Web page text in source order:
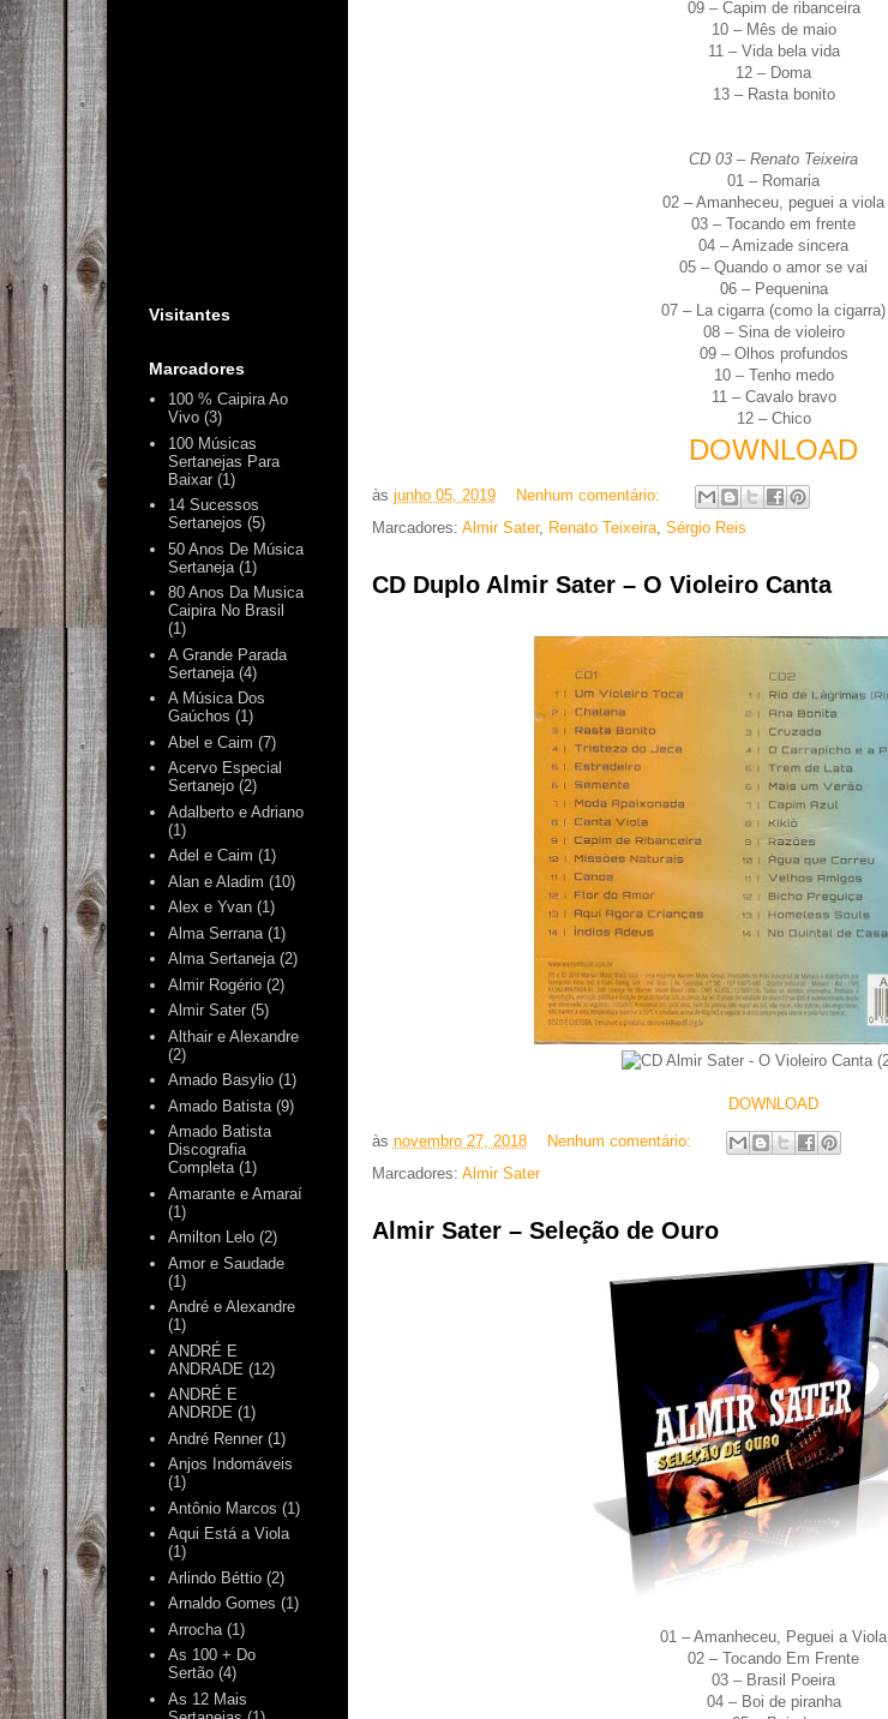
09 – Capim de ribanceira
10 – Mês de maio
11 – Vida bela vida
12 – Doma
13 – Rasta bonito
CD 03 – Renato Teixeira
01 – Romaria
02 – Amanheceu, peguei a viola
03 – Tocando em frente
04 – Amizade sincera
05 – Quando o amor se vai
06 – Pequenina
07 – La cigarra (como la cigarra)
08 – Sina de violeiro
09 – Olhos profundos
10 – Tenho medo
11 – Cavalo bravo
12 – Chico
DOWNLOAD
às junho 05, 2019
Nenhum comentário:
Marcadores: Almir Sater, Renato Teixeira, Sérgio Reis
CD Duplo Almir Sater – O Violeiro Canta
DOWNLOAD
às novembro 27, 2018
Nenhum comentário:
Marcadores: Almir Sater
Almir Sater – Seleção de Ouro
01 – Amanheceu, Peguei a Viola
02 – Tocando Em Frente
03 – Brasil Poeira
04 – Boi de piranha
Visitantes
Marcadores
100 % Caipira Ao
Vivo (3)
100 Músicas
Sertanejas Para
Baixar (1)
14 Sucessos
Sertanejos (5)
50 Anos De Música
Sertaneja (1)
80 Anos Da Musica
Caipira No Brasil
(1)
A Grande Parada
Sertaneja (4)
A Música Dos
Gaúchos (1)
Abel e Caim (7)
Acervo Especial
Sertanejo (2)
Adalberto e Adriano
(1)
Adel e Caim (1)
Alan e Aladim (10)
Alex e Yvan (1)
Alma Serrana (1)
Alma Sertaneja (2)
Almir Rogério (2)
Almir Sater (5)
Althair e Alexandre
(2)
Amado Basylio (1)
Amado Batista (9)
Amado Batista
Discografia
Completa (1)
Amarante e Amaraí
(1)
Amilton Lelo (2)
Amor e Saudade
(1)
André e Alexandre
(1)
ANDRÉ E
ANDRADE (12)
ANDRÉ E
ANDRDE (1)
André Renner (1)
Anjos Indomáveis
(1)
Antônio Marcos (1)
Aqui Está a Viola
(1)
Arlindo Béttio (2)
Arnaldo Gomes (1)
Arrocha (1)
As 100 + Do
Sertão (4)
As 12 Mais